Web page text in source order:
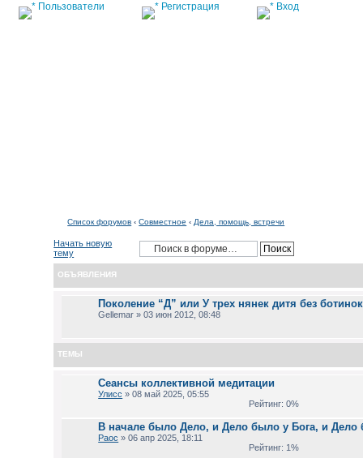
Пользователи Регистрация Вход
Список форумов ‹ Совместное ‹ Дела, помощь, встречи
Начать новую
тему
ОБЪЯВЛЕНИЯ
Поколение “Д” или У трех нянек дитя без ботинок
Gellemar » 03 июн 2012, 08:48
ТЕМЫ
Сеансы коллективной медитации
Улисс » 08 май 2025, 05:55
Рейтинг: 0%
В начале было Дело, и Дело было у Бога, и Дело
Раос » 06 апр 2025, 18:11
Рейтинг: 1%